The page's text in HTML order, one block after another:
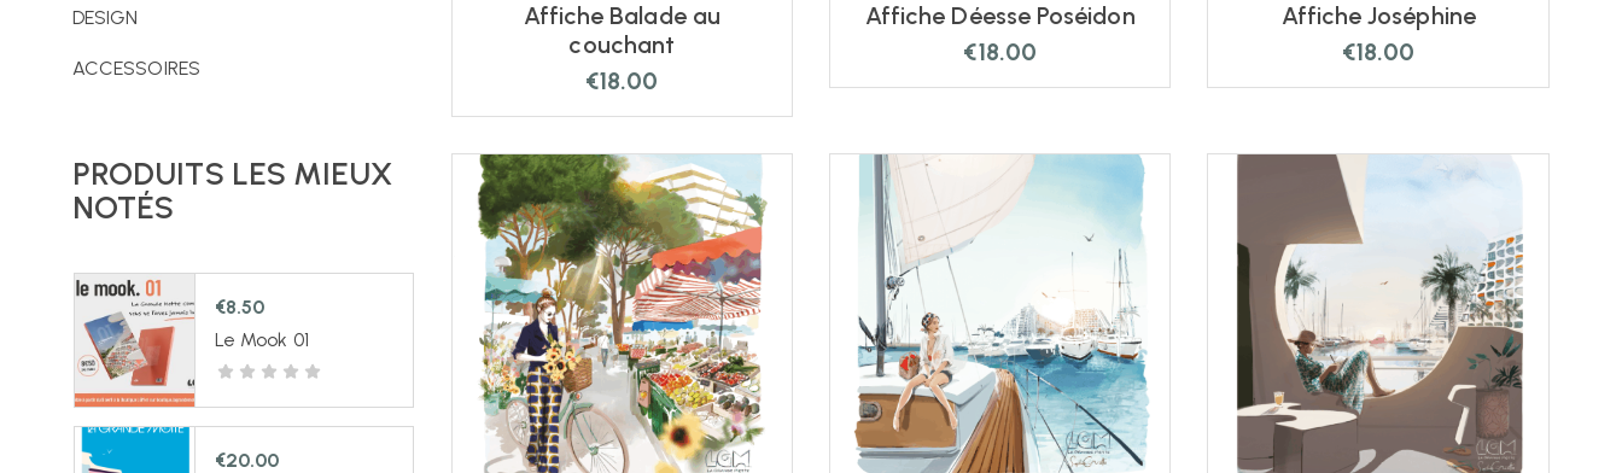
DESIGN
ACCESSOIRES
PRODUITS LES MIEUX
NOTÉS
€8.50
Le Mook 01
€20.00
Affiche Balade au
couchant
€18.00
Affiche Déesse Poséidon
€18.00
Affiche Joséphine
€18.00